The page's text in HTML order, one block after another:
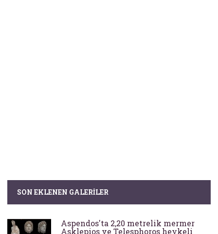
SON EKLENEN GALERILER
Aspendos'ta 2,20 metrelik mermer
Asklepios ve Telesphoros heykeli